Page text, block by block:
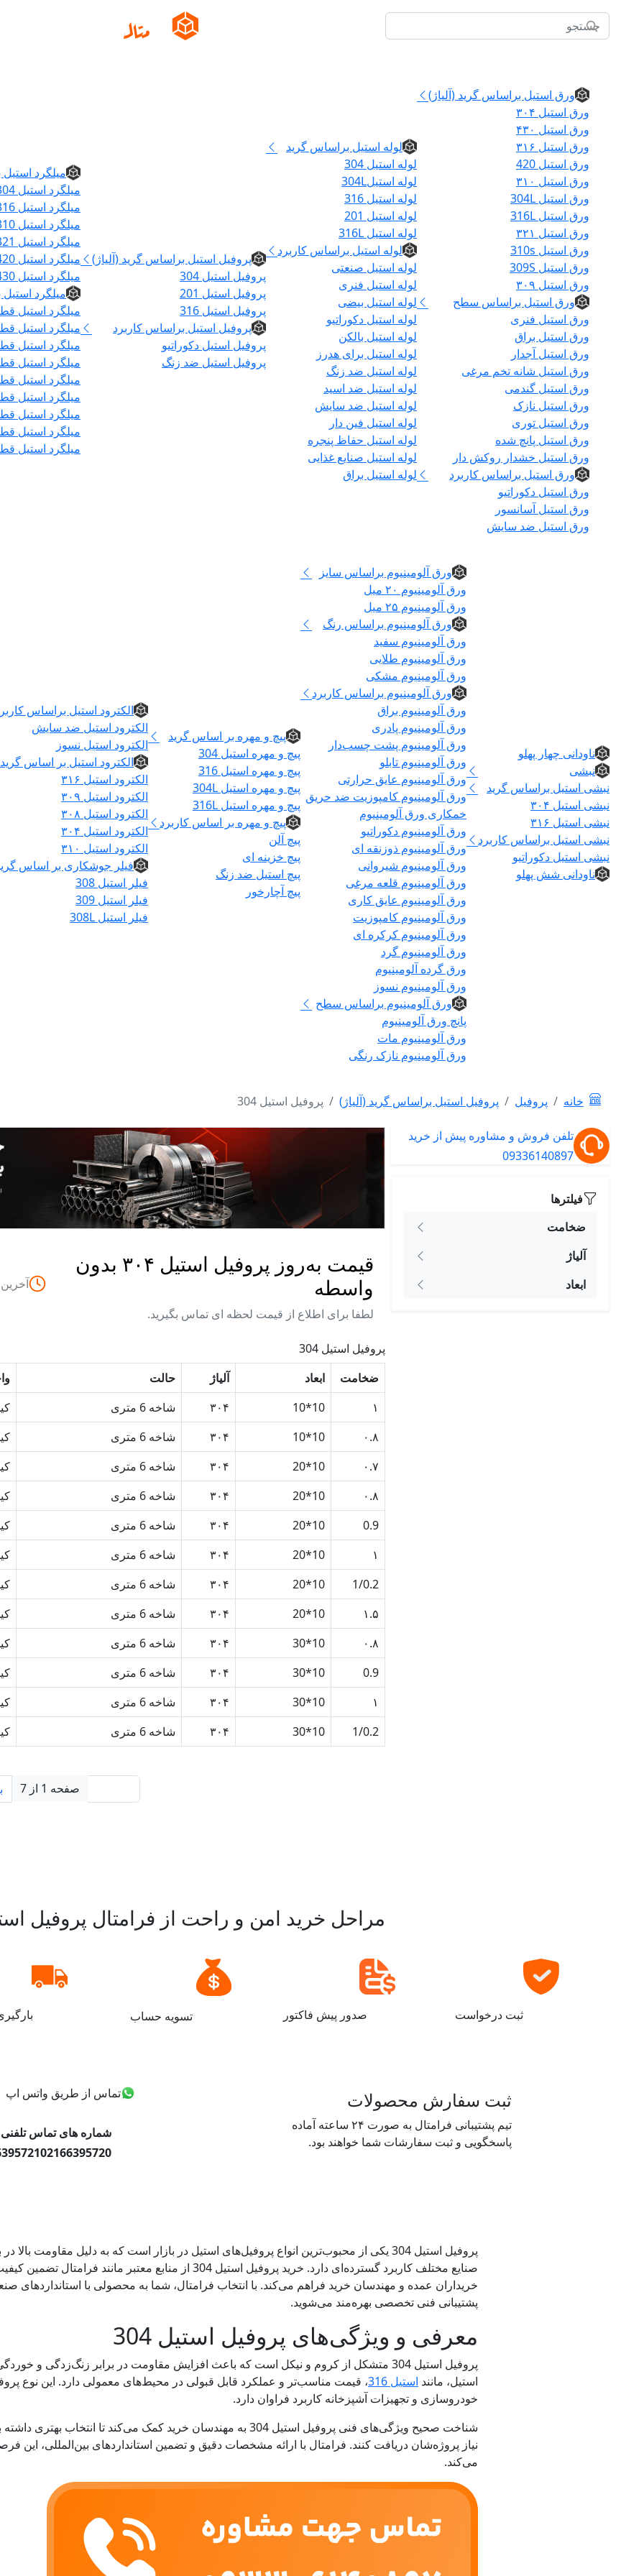
ورق استیل براساس گرید (آلیاژ)
ورق استیل ۳۰۴
ورق استیل ۴۳۰
ورق استیل ۳۱۶
ورق استیل 420
ورق استیل ۳۱۰
ورق استیل 304L
ورق استیل 316L
ورق استیل ۳۲۱
ورق استیل 310s
ورق استیل 309S
ورق استیل ۳۰۹
ورق استیل براساس سطح
ورق استیل فنری
ورق استیل براق
ورق استیل آجدار
ورق استیل شانه تخم مرغی
ورق استیل گندمی
ورق استیل نازک
ورق استیل توری
ورق استیل پانچ شده
ورق استیل خشدار روکش دار
ورق استیل براساس کاربرد
ورق استیل دکوراتیو
ورق استیل آسانسور
ورق استیل ضد سایش
لوله استیل براساس گرید
لوله استیل 304
لوله استیل304L
لوله استیل 316
لوله استیل 201
لوله استیل 316L
لوله استیل براساس کاربرد
لوله استیل صنعتی
لوله استیل فنری
لوله استیل بیضی
لوله استیل دکوراتیو
لوله استیل بالکن
لوله استیل برای هدرز
لوله استیل ضد زنگ
لوله استیل ضد اسید
لوله استیل ضد سایش
لوله استیل فین دار
لوله استیل حفاظ پنجره
لوله استیل صنایع غذایی
لوله استیل براق
پروفیل استیل براساس گرید (آلیاژ)
پروفیل استیل 304
پروفیل استیل 201
پروفیل استیل 316
پروفیل استیل براساس کاربرد
پروفیل استیل دکوراتیو
پروفیل استیل ضد زنگ
میلگرد
میلگرد استیل 304
میلگرد استیل 316
میلگرد استیل 310
میلگرد استیل 321
میلگرد استیل 420
میلگرد استیل 430
میلگرد
میلگرد استیل قطر
میلگرد استیل قطر
میلگرد استیل قطر
میلگرد استیل
میلگرد استیل قطر
میلگرد استیل قطر
میلگرد استیل قطر
میلگرد استیل قطر
میلگرد استیل قطر
ناودانی چهار پهلو
نبشی
نبشی استیل براساس گرید
نبشی استیل ۳۰۴
نبشی استیل ۳۱۶
نبشی استیل براساس کاربرد
نبشی استیل دکوراتیو
ناودانی شش پهلو
ورق آلومینیوم براساس سایز
ورق آلومینیوم ۲۰ میل
ورق آلومینیوم ۲۵ میل
ورق آلومینیوم براساس رنگ
ورق آلومینیوم سفید
ورق آلومینیوم طلایی
ورق آلومینیوم مشکی
ورق آلومینیوم براساس کاربرد
ورق آلومینیوم براق
ورق آلومینیوم پادری
ورق آلومینیوم پشت چسب‌دار
ورق آلومینیوم تابلو
ورق آلومینیوم عایق حرارتی
ورق آلومینیوم کامپوزیت ضد حریق
خمکاری ورق آلومینیوم
ورق آلومینیوم دکوراتیو
ورق آلومینیوم ذوزنقه ای
ورق آلومینیوم شیروانی
ورق آلومینیوم قلعه مرغی
ورق آلومینیوم عایق کاری
ورق آلومینیوم کامپوزیت
ورق آلومینیوم کرکره ای
ورق آلومینیوم گرد
ورق گرده آلومینیوم
ورق آلومینیوم نسوز
ورق آلومینیوم براساس سطح
پانچ ورق آلومینیوم
ورق آلومینیوم مات
ورق آلومینیوم نازک رنگی
پیچ و مهره بر اساس گرید
پیچ و مهره استیل 304
پیچ و مهره استیل 316
پیچ و مهره استیل 304L
پیچ و مهره استیل 316L
پیچ و مهره بر اساس کاربرد
پیچ آلن
پیچ خزینه ای
پیچ استیل ضد زنگ
پیچ آچارخور
الکترود استیل براساس
الکترود استیل ضد سایش
الکترود استیل نسوز
الکترود استیل بر اساس گرید
الکترود استیل ۳۱۶
الکترود استیل ۳۰۹
الکترود استیل ۳۰۸
الکترود استیل ۳۰۴
الکترود استیل ۳۱۰
فیلر جوشکاری بر اساس
فیلر استیل 308
فیلر استیل 309
فیلر استیل 308L
خانه پروفیل پروفیل استیل براساس گرید (آلیاژ) پروفیل استیل 304
تلفن فروش و مشاوره پیش از خرید
09336140897
فیلترها
ضخامت
آلیاژ
ابعاد
قیمت به‌روز پروفیل استیل ۳۰۴ بدون
واسطه
لطفا برای اطلاع از قیمت لحظه ای تماس بگیرید.
پروفیل استیل 304
ضخامت
ابعاد آلیاژ حالت
۱
10*10 ۳۰۴ شاخه 6 متری
۰.۸ 10*10 ۳۰۴ شاخه 6 متری
۰.۷ 10*20 ۳۰۴ شاخه 6 متری
۰.۸ 10*20 ۳۰۴ شاخه 6 متری
0.9
10*20 ۳۰۴ شاخه 6 متری
۱ 10*20 ۳۰۴ شاخه 6 متری
1/0.2
10*20 ۳۰۴ شاخه 6 متری
۱.۵ 10*20 ۳۰۴ شاخه 6 متری
۰.۸ 10*30 ۳۰۴ شاخه 6 متری
0.9
10*30 ۳۰۴ شاخه 6 متری
۱ 10*30 ۳۰۴ شاخه 6 متری
1/0.2
10*30 ۳۰۴ شاخه 6 متری
صفحه 1 از 7
مراحل خرید امن و راحت از فرامتال پروفیل استیل
ثبت درخواست صدور پیش فاکتور تسویه حساب
ثبت سفارش محصولات
تیم پشتیبانی فرامتال به صورت ۲۴ ساعته آماده
پاسخگویی و ثبت سفارشات شما خواهند بود.
تماس از طریق واتس اپ
شماره های تماس تلفنی
02166395720
پروفیل استیل 304 یکی از محبوب‌ترین انواع پروفیل‌های استیل در بازار است که به دلیل مقاومت
صنایع مختلف کاربرد گسترده‌ای دارد. خرید پروفیل استیل 304 از منابع
خریداران عمده و مهندسان خرید فراهم می‌کند. با انتخاب فرامتال، شما به محصولی با استانداردهای
پشتیبانی فنی تخصصی بهره‌مند می‌شوید.
معرفی و ویژگی‌های پروفیل استیل 304
پروفیل استیل 304 متشکل از کروم و نیکل است که باعث افزایش مقاومت در برابر زنگ‌زدگی و
استیل، مانند استیل 316
، قیمت مناسب‌تر و عملکرد قابل قبولی در محیط‌های معمولی دارد. این نوع
خودروسازی و تجهیزات آشپزخانه کاربرد فراوان دارد.
شناخت صحیح ویژگی‌های فنی پروفیل استیل 304 به مهندسان خرید کمک می‌کند تا
نیاز پروژه‌شان دریافت کنند. فرامتال با ارائه مشخصات دقیق و تضمین استانداردهای بین‌المللی، این
می‌کند.